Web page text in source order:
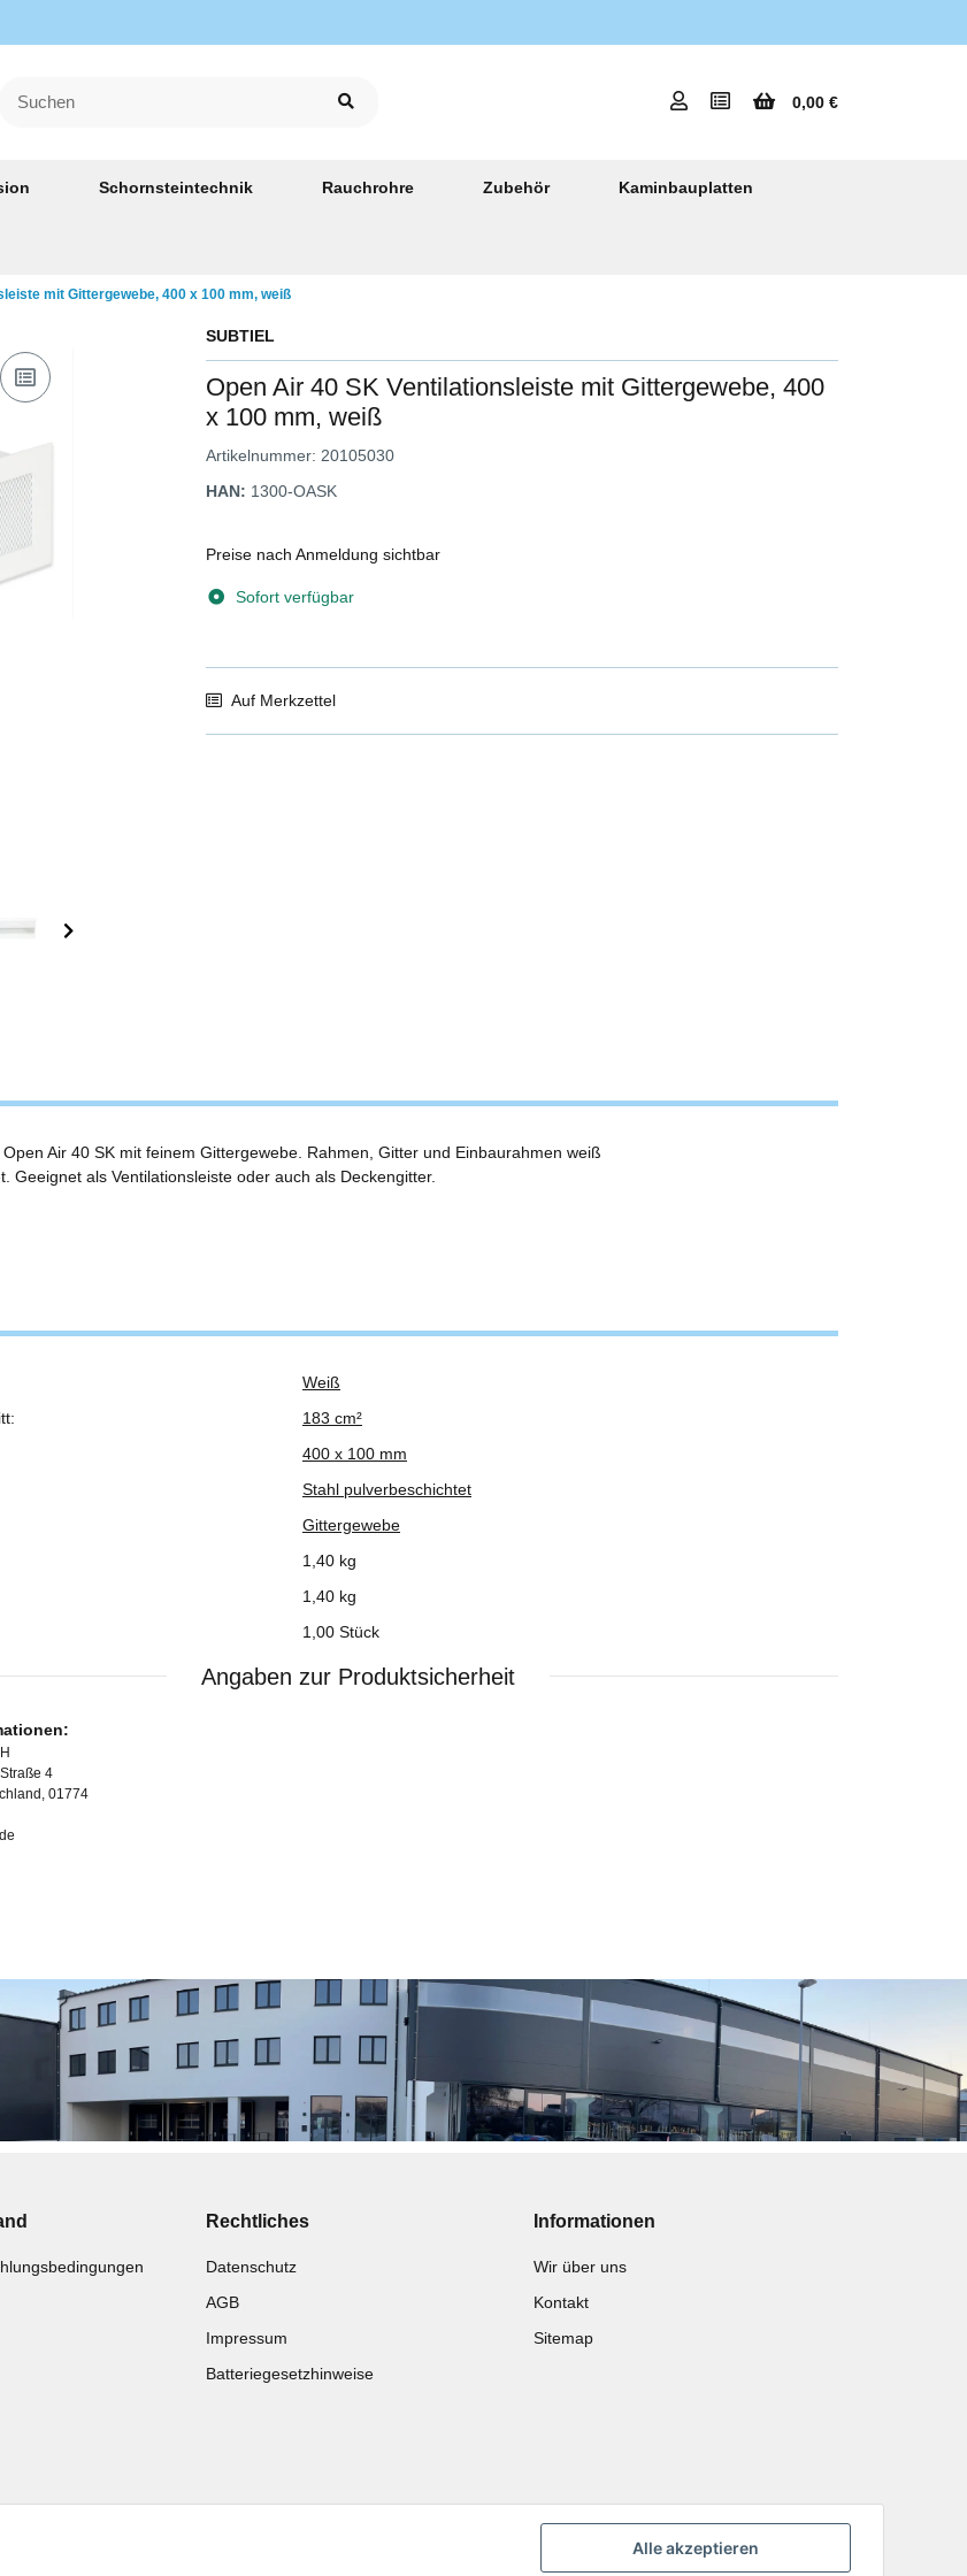
Alle akzeptieren
0,00 €
Schornsteintechnik Rauchrohre Zubehör Kaminbauplatten
mit Gittergewebe, 400 x 100 mm, weiß
SUBTIEL
Open Air 40 SK Ventilationsleiste mit Gittergewebe, 400
x 100 mm, weiß
Artikelnummer: 20105030
HAN: 1300-OASK
Preise nach Anmeldung sichtbar
Sofort verfügbar
Auf Merkzettel
Air 40 SK mit feinem Gittergewebe. Rahmen, Gitter und Einbaurahmen weiß
Geeignet als Ventilationsleiste oder auch als Deckengitter.
Weiß
183 cm²
400 x 100 mm
Stahl pulverbeschichtet
Gittergewebe
1,40 kg
1,40 kg
1,00 Stück
Angaben zur Produktsicherheit
4
01774
Rechtliches
Datenschutz
AGB
Impressum
Batteriegesetzhinweise
Informationen
Wir über uns
Kontakt
Sitemap